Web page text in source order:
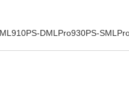
DMLPro930PS-